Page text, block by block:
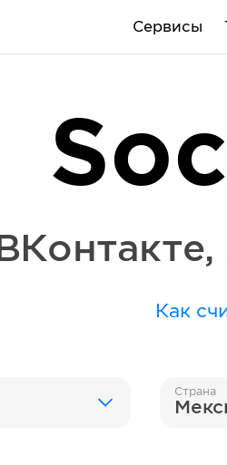
Сервисы
ВКонтакте,
Как
Страна